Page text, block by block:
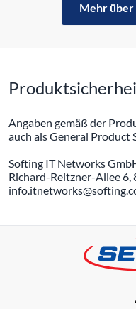
Mehr
Angaben gemäß der
auch als General Product
Softing IT Networks
Richard-Reitzner-Allee 6,